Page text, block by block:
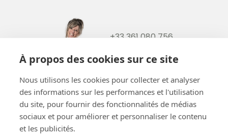
À propos des cookies sur ce site
Nous utilisons les cookies pour collecter et analyser
des informations sur les performances et l'utilisation
du site, pour fournir des fonctionnalités de médias
sociaux et pour améliorer et personnaliser le contenu
et les publicités.
+33 361 080 756
info@b-token.eu
Facebook
Instagram
YouTube
LinkedIn